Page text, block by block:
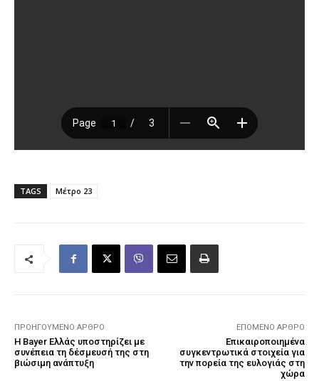
TAGS Μέτρο 23
ΠΡΟΗΓΟΎΜΕΝΟ ΆΡΘΡΟ
Η Bayer Ελλάς υποστηρίζει με
συνέπεια τη δέσμευσή της στη
βιώσιμη ανάπτυξη
ΕΠΌΜΕΝΟ ΆΡΘΡΟ
Επικαιροποιημένα
συγκεντρωτικά στοιχεία για
την πορεία της ευλογιάς στη
χώρα